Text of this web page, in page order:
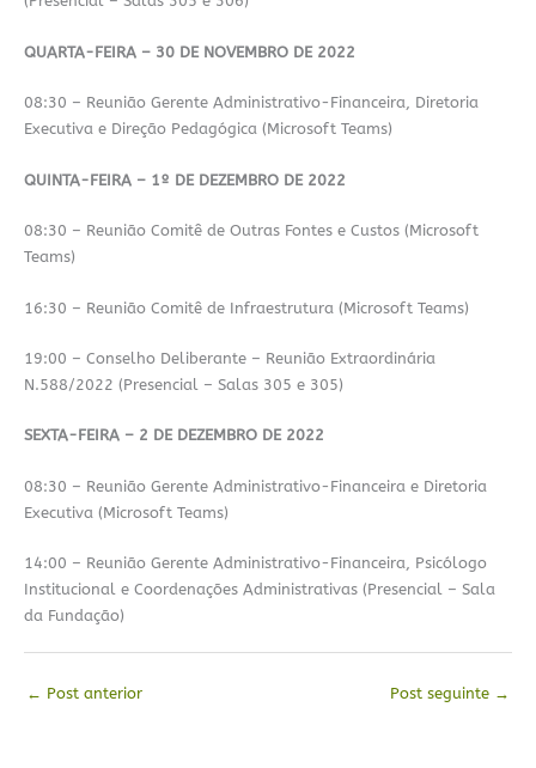
QUARTA-FEIRA – 30 DE NOVEMBRO DE 2022
08:30 – Reunião Gerente Administrativo-Financeira, Diretoria
Executiva e Direção Pedagógica (Microsoft Teams)
QUINTA-FEIRA – 1º DE DEZEMBRO DE 2022
08:30 – Reunião Comitê de Outras Fontes e Custos (Microsoft
Teams)
16:30 – Reunião Comitê de Infraestrutura (Microsoft Teams)
19:00 – Conselho Deliberante – Reunião Extraordinária
N.588/2022 (Presencial – Salas 305 e 305)
SEXTA-FEIRA – 2 DE DEZEMBRO DE 2022
08:30 – Reunião Gerente Administrativo-Financeira e Diretoria
Executiva (Microsoft Teams)
14:00 – Reunião Gerente Administrativo-Financeira, Psicólogo
Institucional e Coordenações Administrativas (Presencial – Sala
da Fundação)
← Post anterior Post seguinte →